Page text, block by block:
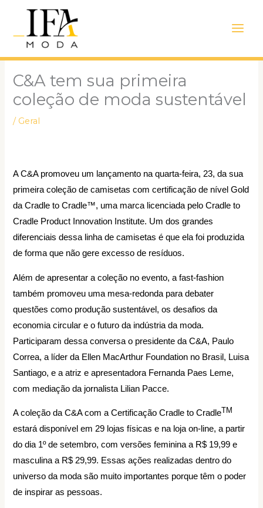
conteúdo
Menu
C&A tem sua primeira
coleção de moda sustentável
/ Geral
AC&A promoveu um lançamento na quarta-feira, 23, da sua
primeira coleção de camisetas com certificação de nível Gold
da Cradle to Cradle™, uma marca licenciada pelo Cradle to
Cradle Product Innovation Institute. Um dos grandes
diferenciais dessa linha de camisetas é que ela foi produzida
de forma que não gere excesso de resíduos.
Além de apresentar a coleção no evento, a fast-fashion
também promoveu uma mesa-redonda para debater
questões como produção sustentável, os desafios da
economia circular e o futuro da indústria da moda.
Participaram dessa conversa o presidente da C&A, Paulo
Correa, a líder da Ellen MacArthur Foundation no Brasil, Luisa
Santiago, e a atriz e apresentadora Fernanda Paes Leme,
com mediação da jornalista Lilian Pacce.
A coleção da C&A com a Certificação Cradle to CradleTM
estará disponível em 29 lojas físicas e na loja on-line, a partir
do dia 1º de setembro, com versões feminina a R$ 19,99 e
masculina a R$ 29,99. Essas ações realizadas dentro do
universo da moda são muito importantes porque têm o poder
de inspirar as pessoas.